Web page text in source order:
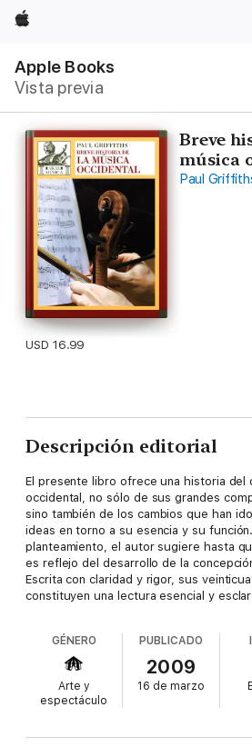
Apple
Apple Books
Vista previa
local
Abrir
Breve
música
Paul
USD 16.99
Descripción editorial
El presente libro ofrece una historia del
occidental, no sólo de sus grandes
sino también de los cambios que han
ideas en torno a su esencia y su
planteamiento, el autor sugiere hasta
es reflejo del desarrollo de la
Escrita con claridad y rigor, sus
constituyen una lectura esencial y
GÉNERO
Arte y
espectáculo
PUBLICADO
2009
16 de marzo